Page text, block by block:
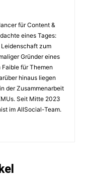
für Content &
eines Tages:
zum
Gründer eines
für Themen
hinaus liegen
der Zusammenarbeit
Seit Mitte 2023
im AllSocial-Team.